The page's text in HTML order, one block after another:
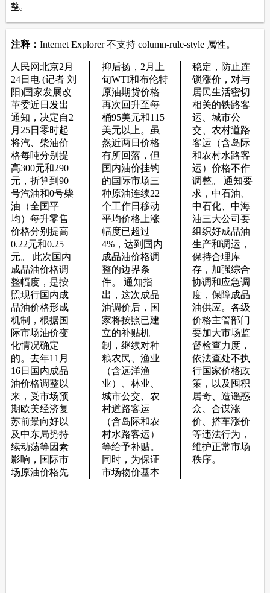
整。
和调运，保持合理库存，加强综合协调和应急调度，保障成品油供
国家价格政策，以及囤积居奇、造谣惑众、合谋涨价、搭车涨价等
违法行为，维护正常市场秩序。
</div>
</body >
</html>